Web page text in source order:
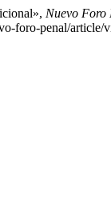
Nuevo Foro
foro-penal/